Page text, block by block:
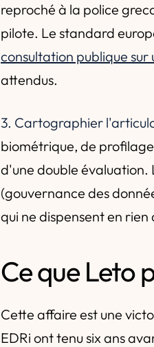
reproché à la police
pilote. Le standard
consultation publique
attendus.
3. Cartographier
biométrique, de
d'une double évaluation.
(gouvernance des
qui ne dispensent en rien
Ce que Leto
Cette affaire est une
EDRi ont tenu six ans